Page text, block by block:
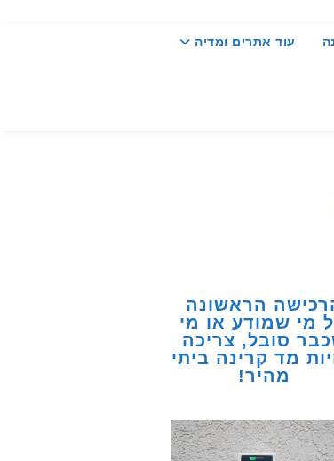
עוד אתרים ומדיה
הראשונה
מי שמודע או מי
סובל, צריכה
מד קרינה ביתי
מהיר!